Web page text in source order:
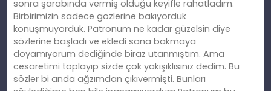
sonra şarabında vermiş olduğu keyifle rahatladım.
Birbirimizin sadece gözlerine bakıyorduk
konuşmuyorduk. Patronum ne kadar güzelsin diye
sözlerine başladı ve ekledi sana bakmaya
doyamıyorum dediğinde biraz utanmıştım. Ama
cesaretimi toplayıp sizde çok yakışıklısınız dedim. Bu
sözler bi anda ağzımdan çıkıvermişti. Bunları